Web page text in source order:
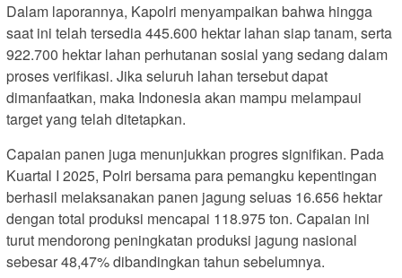
Dalam laporannya, Kapolri menyampaikan bahwa hingga
saat ini telah tersedia 445.600 hektar lahan siap tanam, serta
922.700 hektar lahan perhutanan sosial yang sedang dalam
proses verifikasi. Jika seluruh lahan tersebut dapat
dimanfaatkan, maka Indonesia akan mampu melampaui
target yang telah ditetapkan.
Capaian panen juga menunjukkan progres signifikan. Pada
Kuartal I 2025, Polri bersama para pemangku kepentingan
berhasil melaksanakan panen jagung seluas 16.656 hektar
dengan total produksi mencapai 118.975 ton. Capaian ini
turut mendorong peningkatan produksi jagung nasional
sebesar 48,47% dibandingkan tahun sebelumnya.